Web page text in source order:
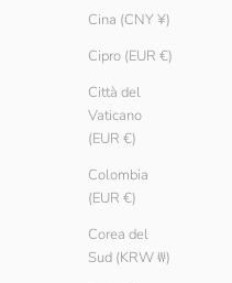
Cina (CNY ¥)
Cipro (EUR €)
Città del
Vaticano
(EUR €)
Colombia
(EUR €)
Corea del
Sud (KRW ₩)